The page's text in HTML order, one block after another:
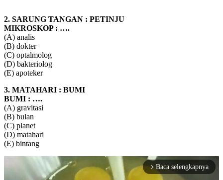
2. SARUNG TANGAN : PETINJU
MIKROSKOP : ….
(A) analis
(B) dokter
(C) optalmolog
(D) bakteriolog
(E) apoteker
3. MATAHARI : BUMI
BUMI : ….
(A) gravitasi
(B) bulan
(C) planet
(D) matahari
(E) bintang
arrow_forward_ios Baca selengkapnya